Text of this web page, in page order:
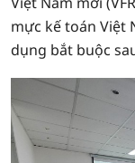
mực kế toán Việt
dụng bắt buộc